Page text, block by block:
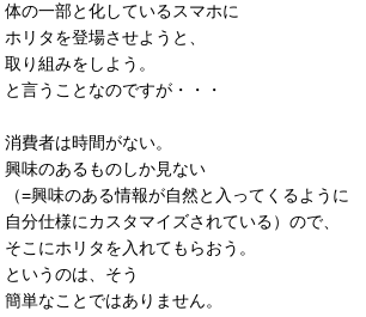
体の一部と化しているスマホに
ホリタを登場させようと、
取り組みをしよう。
と言うことなのですが・・・
消費者は時間がない。
興味のあるものしか見ない
（=興味のある情報が自然と入ってくるように
自分仕様にカスタマイズされている）ので、
そこにホリタを入れてもらおう。
というのは、そう
簡単なことではありません。